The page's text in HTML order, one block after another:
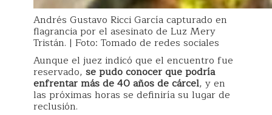
Andrés Gustavo Ricci García capturado en
flagrancia por el asesinato de Luz Mery
Tristán. | Foto: Tomado de redes sociales
Aunque el juez indicó que el encuentro fue
reservado, se pudo conocer que podría
enfrentar más de 40 años de cárcel, y en
las próximas horas se definiría su lugar de
reclusión.